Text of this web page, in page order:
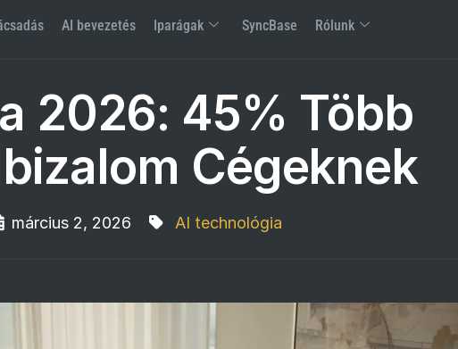
AI bevezetés Iparágak SyncBase Rólunk
2026: 45% Több
Cégeknek
március 2, 2026 AI technológia